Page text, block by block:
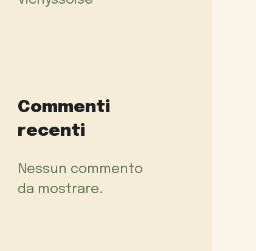
Commenti
recenti
Nessun commento
da mostrare.